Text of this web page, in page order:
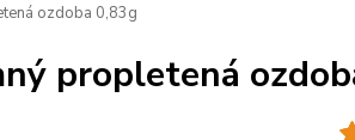
ozdoba 0,83g
propletená